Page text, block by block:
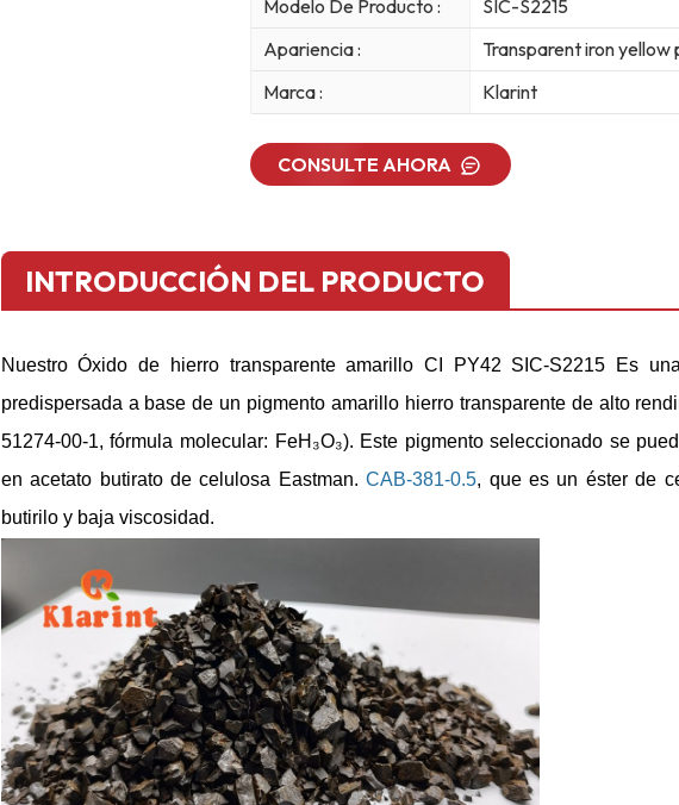
Modelo De Producto :
SIC-S2215
Apariencia :
Transparent iron yellow
Marca :
Klarint
CONSULTE AHORA
INTRODUCCIÓN DEL PRODUCTO
NuestroÓxido de hierro transparente amarillo CI PY42 SIC-S2215
Es
predispersada a base de un pigmento amarillo hierro transparente de alto
51274-00-1, fórmula molecular: FeH₃O₃). Este pigmento seleccionado se
en acetato butirato de celulosa Eastman. CAB-381-0.5, que es un éster de
butirilo y baja viscosidad.